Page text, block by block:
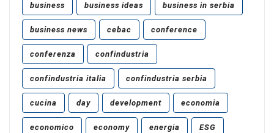
business business ideas business in serbia
business news cebac conference
conferenza confindustria
confindustria italia confindustria serbia
cucina day development economia
economico economy energia ESG